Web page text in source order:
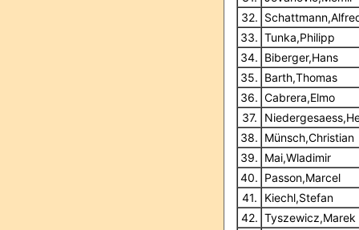
32.
33. Tunka,Philipp
34. Biberger,Hans
35. Barth,Thomas
36. Cabrera,Elmo
37.
38. Münsch,Christian
39. Mai,Wladimir
40. Passon,Marcel
41.
Kiechl,Stefan
42. Tyszewicz,Marek